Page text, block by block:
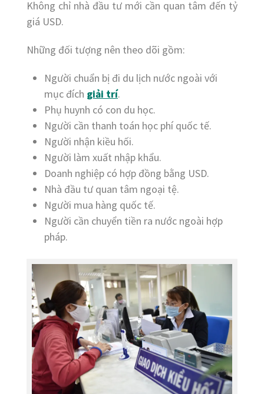
Không chỉ nhà đầu tư mới cần quan tâm đến tỷ
giá USD.
Những đối tượng nên theo dõi gồm:
Người chuẩn bị đi du lịch nước ngoài với
mục đích giải trí.
Phụ huynh có con du học.
Người cần thanh toán học phí quốc tế.
Người nhận kiều hối.
Người làm xuất nhập khẩu.
Doanh nghiệp có hợp đồng bằng USD.
Nhà đầu tư quan tâm ngoại tệ.
Người mua hàng quốc tế.
Người cần chuyển tiền ra nước ngoài hợp
pháp.